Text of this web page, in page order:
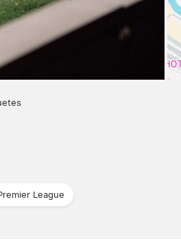
League